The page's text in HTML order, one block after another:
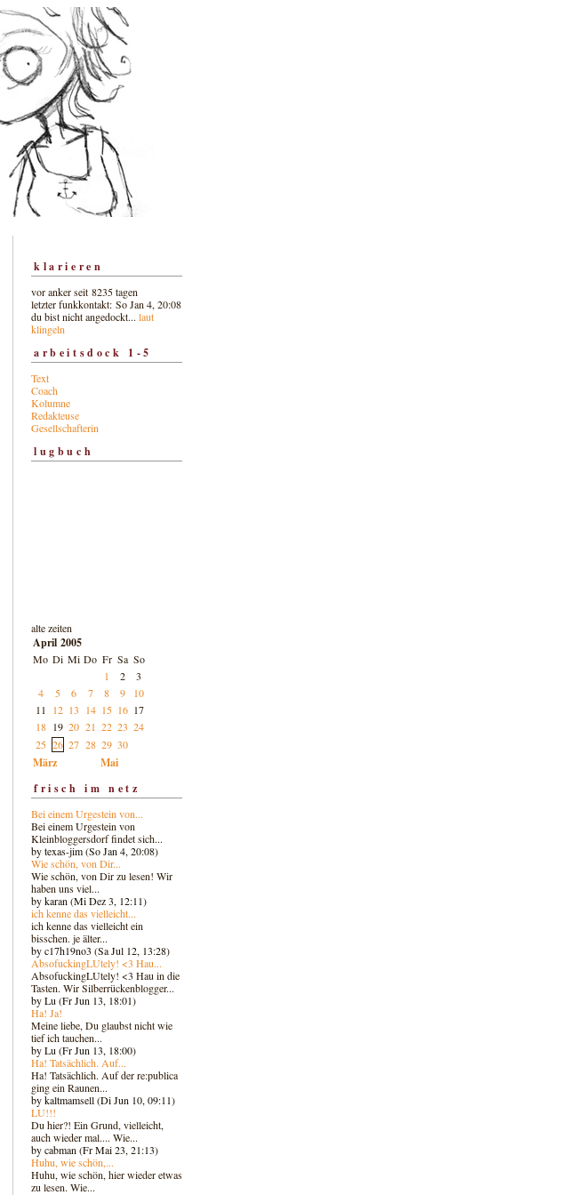
klarieren
vor anker seit 8235 tagen
letzter funkkontakt: So Jan 4, 20:08
du bist nicht angedockt... laut
klingeln
arbeitsdock 1-5
Text
Coach
Kolumne
Redakteuse
Gesellschafterin
lugbuch
alte zeiten
April 2005
Mo Di Mi Do Fr Sa So
1
2
3
4
5 6 7 8 9
10
11
12 13 14 15 16 17
18 19 20 21 22 23 24
25 26 27 28 29 30
März
Mai
frisch im netz
Bei einem Urgestein von...
Bei einem Urgestein von
Kleinbloggersdorf findet sich...
by texas-jim (So Jan 4, 20:08)
Wie schön, von Dir...
Wie schön, von Dir zu lesen! Wir
haben uns viel...
by karan (Mi Dez 3, 12:11)
ich kenne das vielleicht...
ich kenne das vielleicht ein
bisschen. je älter...
by c17h19no3 (Sa Jul 12, 13:28)
AbsofuckingLUtely! <3 Hau...
AbsofuckingLUtely! <3 Hau in die
Tasten. Wir Silberrückenblogger...
by Lu (Fr Jun 13, 18:01)
Ha! Ja!
Meine liebe, Du glaubst nicht wie
tief ich tauchen...
by Lu (Fr Jun 13, 18:00)
Ha! Tatsächlich. Auf...
Ha! Tatsächlich. Auf der re:publica
ging ein Raunen...
by kaltmamsell (Di Jun 10, 09:11)
LU!!!
Du hier?! Ein Grund, vielleicht,
auch wieder mal.... Wie...
by cabman (Fr Mai 23, 21:13)
Huhu, wie schön,...
Huhu, wie schön, hier wieder etwas
zu lesen. Wie...